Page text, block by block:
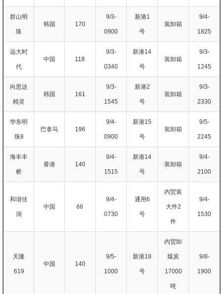
群山明
珠
韩国 170
9/3-
0900
新港1
号
装卸箱
9/4-
1825
远大时
代
中国 118
9/3-
0340
新港14
号
装卸箱
9/3-
1245
向思达
精灵
韩国 161
9/3-
1545
新港2
号
装卸箱
9/3-
2330
华东明
珠8
巴拿马 196
9/4-
0900
新港15
号
装卸箱
9/5-
2245
海丰丰
桥
香港 140
9/4-
1515
新港14
号
装卸箱
9/4-
2100
和谐佳
润
中国 66
9/4-
0730
通用6
号
内贸装
大件2
件
9/4-
1530
天隆
619
中国 140
9/5-
1000
新港18
号
内贸卸
煤炭
17000
吨
9/8-
1900